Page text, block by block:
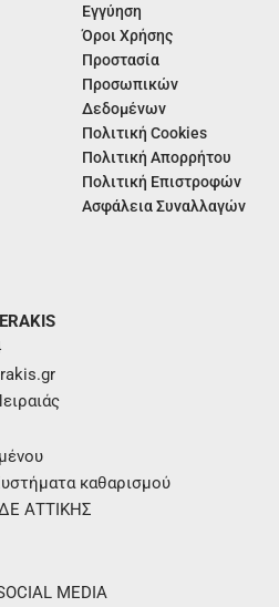
Εγγύηση
Όροι Χρήσης
Προστασία
Προσωπικών
Δεδομένων
Πολιτική Cookies
Πολιτική Απορρήτου
Πολιτική Επιστροφών
Ασφάλεια Συναλλαγών
καθαρισμού
ΑΤΤΙΚΗΣ
MEDIA